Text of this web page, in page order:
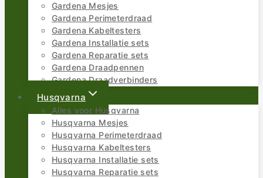
Gardena Mesjes
Gardena Perimeterdraad
Gardena Kabeltesters
Gardena Installatie sets
Gardena Reparatie sets
Gardena Draadpennen
Gardena Draadverbinders
Husqvarna
Alles voor Husqvarna
Husqvarna Mesjes
Husqvarna Perimeterdraad
Husqvarna Kabeltesters
Husqvarna Installatie sets
Husqvarna Reparatie sets